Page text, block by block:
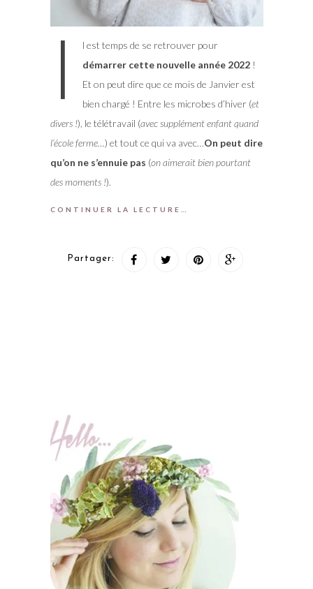
I
l est temps de se retrouver pour
démarrer cette nouvelle année 2022 !
Et on peut dire que ce mois de Janvier est
bien chargé ! Entre les microbes d’hiver (et
divers !), le télétravail (avec supplément enfant quand
l’école ferme…) et tout ce qui va avec…On peut dire
qu’on ne s’ennuie pas (on aimerait bien pourtant
des moments !).
CONTINUER LA LECTURE…
Partager: